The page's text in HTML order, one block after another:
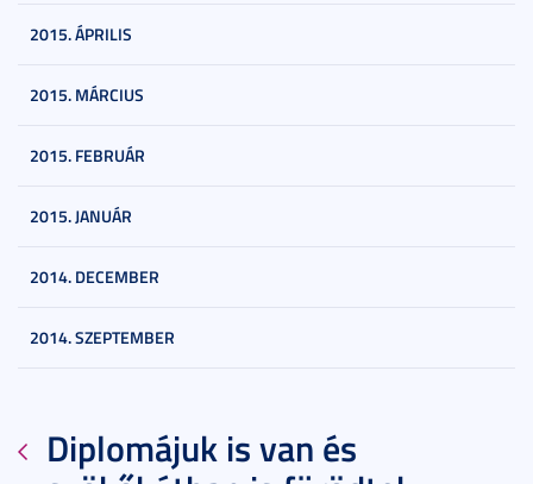
2015. ÁPRILIS
2015. MÁRCIUS
2015. FEBRUÁR
2015. JANUÁR
2014. DECEMBER
2014. SZEPTEMBER
Diplomájuk is van és